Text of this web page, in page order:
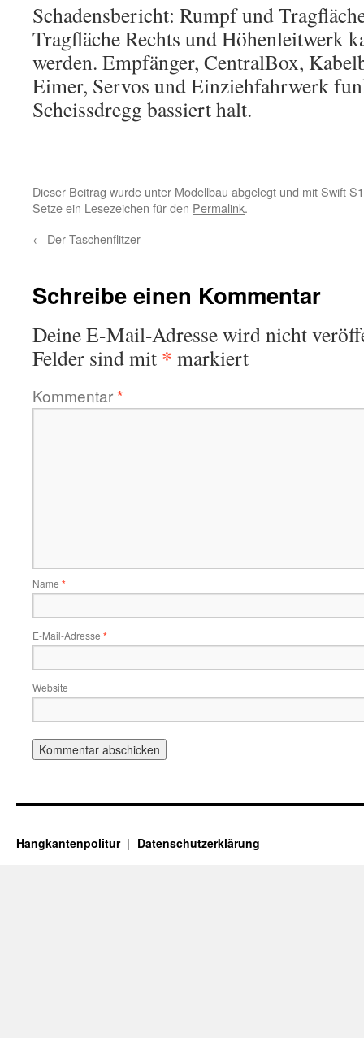
Schadensbericht: Rumpf und
Tragfläche Rechts und Höhenleitwerk
werden. Empfänger, CentralBox,
Eimer, Servos und Einziehfahrwerk
Scheissdregg bassiert halt.
Dieser Beitrag wurde unter Modellbau abgelegt und mit Swift S1
Setze ein Lesezeichen für den Permalink.
← Der Taschenflitzer
Schreibe einen Kommentar
Deine E-Mail-Adresse wird nicht
Felder sind mit * markiert
Kommentar*
Name *
E-Mail-Adresse *
Website
Hangkantenpolitur Datenschutzerklärung